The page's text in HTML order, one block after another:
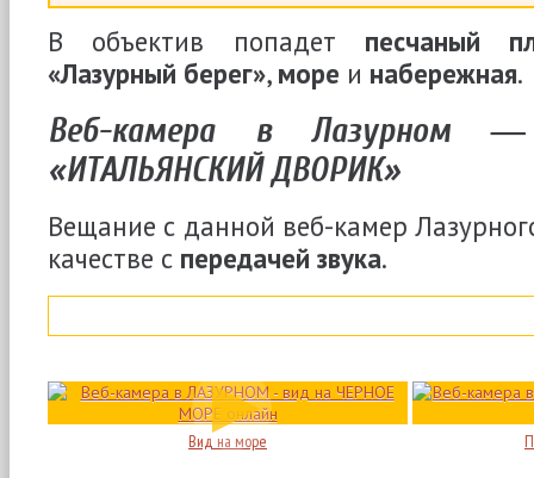
В объектив попадет песчаный
«Лазурный берег», море и набережная.
Веб-камера в Лазурном
«ИТАЛЬЯНСКИЙ ДВОРИК»
Вещание с данной веб-камер
качестве с передачей звука.
Вид на море